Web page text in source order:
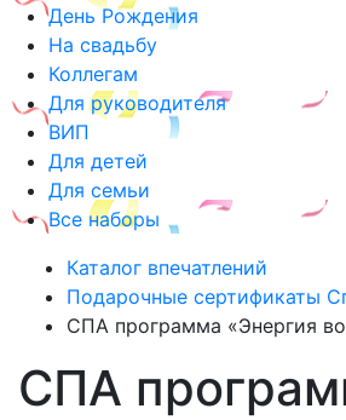
День Рождения
На свадьбу
Коллегам
Для руководителя
ВИП
Для детей
Для семьи
Все наборы
Каталог впечатлений
Подарочные сертификаты
СПА программа «Энергия
СПА